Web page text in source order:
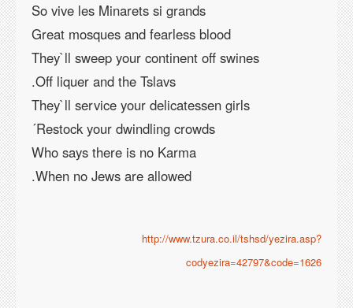
So vive les Minarets si grands
Great mosques and fearless blood
They`ll sweep your continent off swines
Off liquer and the Tslavs.
They`ll service your delicatessen girls
Restock your dwindling crowds´
Who says there is no Karma
When no Jews are allowed.
http://www.tzura.co.il/tshsd/yezira.asp?
codyezira=42797&code=1626